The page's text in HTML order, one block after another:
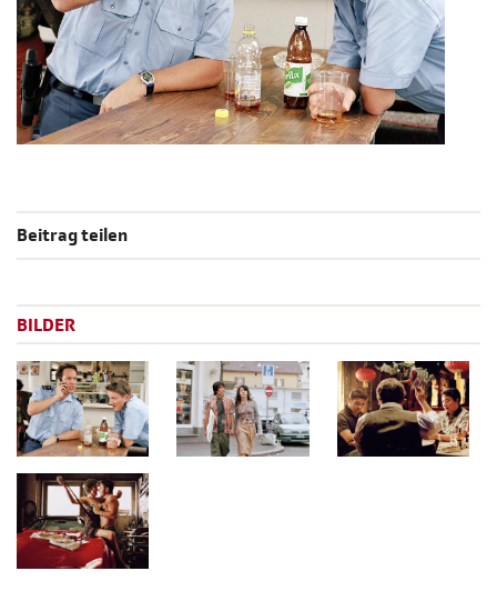
Beitrag teilen
BILDER